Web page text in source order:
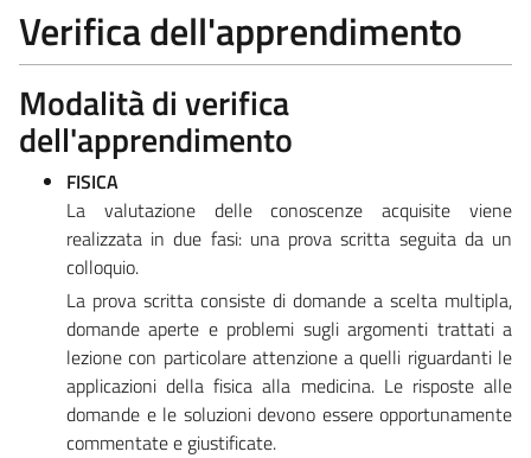
Verifica dell'apprendimento
Modalità di verifica
dell'apprendimento
FISICA
La valutazione delle conoscenze acquisite viene
realizzata in due fasi: una prova scritta seguita da un
colloquio.
La prova scritta consiste di domande a scelta multipla,
domande aperte e problemi sugli argomenti trattati a
lezione con particolare attenzione a quelli riguardanti le
applicazioni della fisica alla medicina. Le risposte alle
domande e le soluzioni devono essere opportunamente
commentate e giustificate.